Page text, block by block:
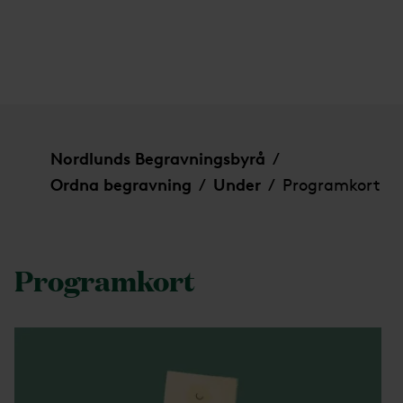
Nordlunds Begravningsbyrå /
Ordna begravning / Under / Programkort
Programkort